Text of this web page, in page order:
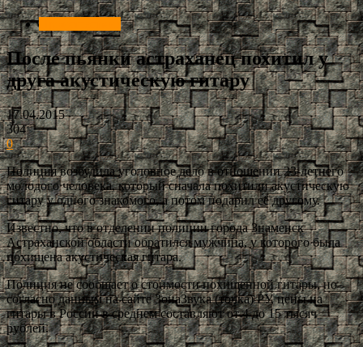
После пьянки астраханец похитил у
друга акустическую гитару
17.04.2015
304
0
Полиция возбудила уголовное дело в отношении 23-летнего
молодого человека, который сначала похитили акустическую
гитару у одного знакомого, а потом подарил её другому.
Известно, что в отделении полиции города Знаменск
Астраханской области обратился мужчина, у которого была
похищена акустическая гитара.
Полиция не сообщает о стоимости похищенной гитары, но
согласно данным на сайте ЗонаЗвука (точка) РУ, цены на
гитары в России в среднем составляют от 4 до 15 тысяч
рублей.